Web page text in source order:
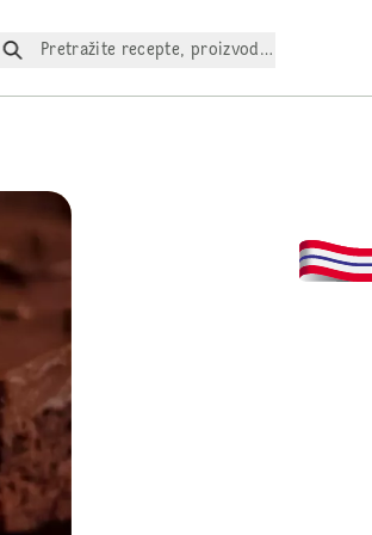
Pretražite recepte, proizvode itd.